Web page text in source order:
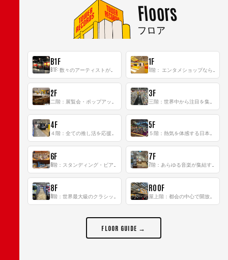
Floors
フロア
B1F 1F
2F 3F
4F 5F
6F 7F
8F ROOF
FLOOR GUIDE →